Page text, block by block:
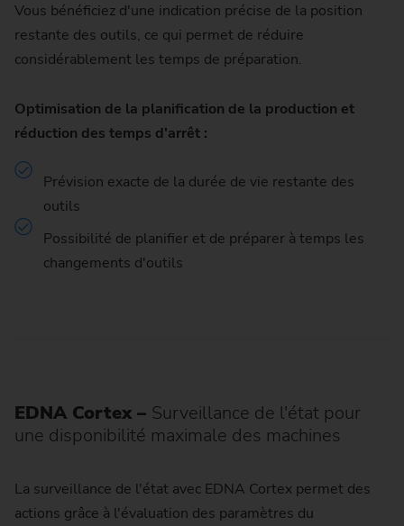
Vous bénéficiez d'une indication précise de la position
restante des outils, ce qui permet de réduire
considérablement les temps de préparation.
Optimisation de la planification de la production et
réduction des temps d'arrêt :
Prévision exacte de la durée de vie restante des
outils
Possibilité de planifier et de préparer à temps les
changements d'outils
EDNA Cortex – Surveillance de l'état pour
une disponibilité maximale des machines
La surveillance de l'état avec EDNA Cortex permet des
actions grâce à l'évaluation des paramètres du